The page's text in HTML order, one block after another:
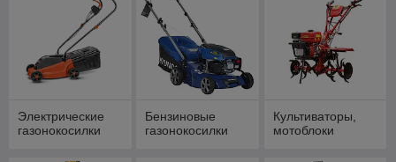
Электрические
газонокосилки
Бензиновые
газонокосилки
Культиваторы,
мотоблоки